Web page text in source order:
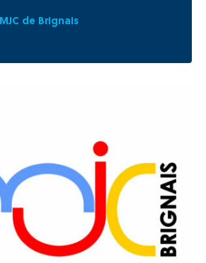
MJC de Brignais